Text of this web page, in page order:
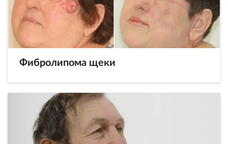
Фибролипома щеки